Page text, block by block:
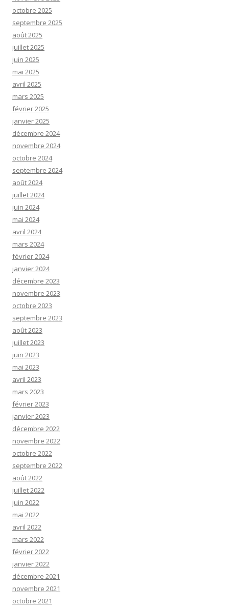
octobre 2025
septembre 2025
août 2025
juillet 2025
juin 2025
mai 2025
avril 2025
mars 2025
février 2025
janvier 2025
décembre 2024
novembre 2024
octobre 2024
septembre 2024
août 2024
juillet 2024
juin 2024
mai 2024
avril 2024
mars 2024
février 2024
janvier 2024
décembre 2023
novembre 2023
octobre 2023
septembre 2023
août 2023
juillet 2023
juin 2023
mai 2023
avril 2023
mars 2023
février 2023
janvier 2023
décembre 2022
novembre 2022
octobre 2022
septembre 2022
août 2022
juillet 2022
juin 2022
mai 2022
avril 2022
mars 2022
février 2022
janvier 2022
décembre 2021
novembre 2021
octobre 2021